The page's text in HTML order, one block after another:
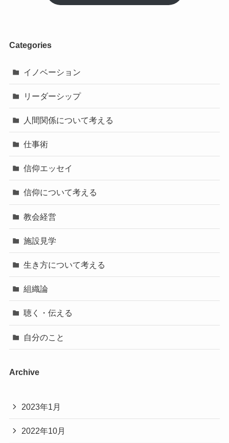
Categories
イノベーション
リーダーシップ
人間関係について考える
仕事術
信仰エッセイ
信仰について考える
教会経営
施設見学
生き方について考える
組織論
聴く・伝える
自分のこと
Archive
2023年1月
2022年10月